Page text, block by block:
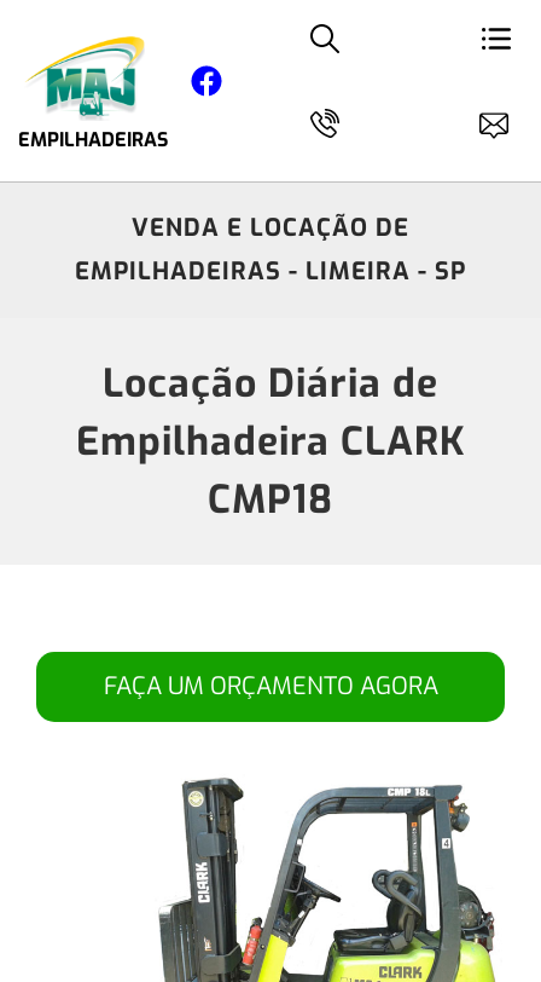
EMPILHADEIRAS
VENDA E LOCAÇÃO DE
EMPILHADEIRAS - LIMEIRA - SP
Locação Diária de
Empilhadeira CLARK
CMP18
FAÇA UM ORÇAMENTO AGORA